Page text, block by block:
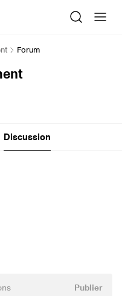
Forum
Discussion
Publier